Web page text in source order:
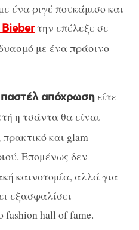
ένα ριγέ πουκάμισο και
την επέλεξε σε
με ένα πράσινο
παστέλ απόχρωσηείτε
η τσάντα θα είναι
και glam
Επομένως δεν
καινοτομία, αλλά για
εξασφαλίσει
fashion hall of fame.